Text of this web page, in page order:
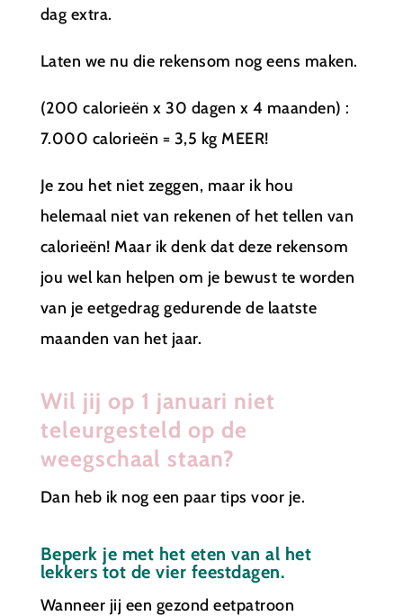
dag extra.
Laten we nu die rekensom nog eens maken.
(200 calorieën x 30 dagen x 4 maanden) :
7.000 calorieën = 3,5 kg MEER!
Je zou het niet zeggen, maar ik hou
helemaal niet van rekenen of het tellen van
calorieën! Maar ik denk dat deze rekensom
jou wel kan helpen om je bewust te worden
van je eetgedrag gedurende de laatste
maanden van het jaar.
Wil jij op 1 januari niet
teleurgesteld op de
weegschaal staan?
Dan heb ik nog een paar tips voor je.
Beperk je met het eten van al het
lekkers tot de vier feestdagen.
Wanneer jij een gezond eetpatroon